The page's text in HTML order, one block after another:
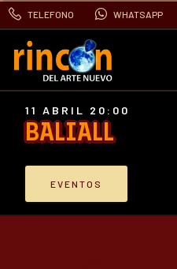
TELEFONO WHATSAPP
BALIALL
11 ABRIL 20:00
EVENTOS